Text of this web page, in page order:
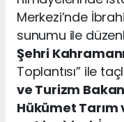
Merkezi’nde
sunumu ile
Şehri
Toplantısı” ile
ve Turizm
Hükümet Tarım